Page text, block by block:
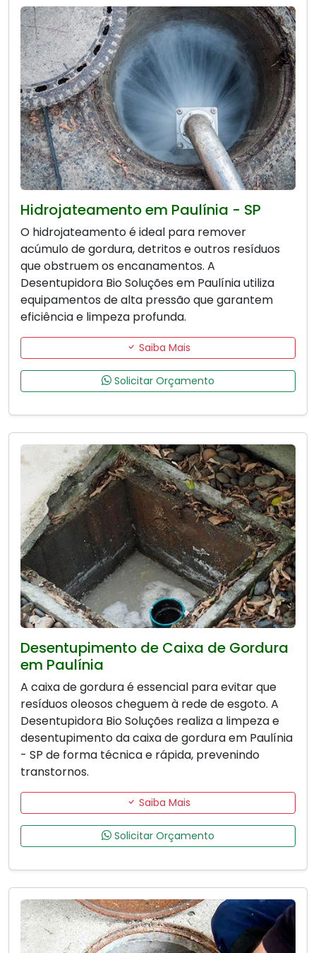
Hidrojateamento em Paulínia - SP
O hidrojateamento é ideal para remover
acúmulo de gordura, detritos e outros resíduos
que obstruem os encanamentos. A
Desentupidora Bio Soluções em Paulínia utiliza
equipamentos de alta pressão que garantem
eficiência e limpeza profunda.
Saiba Mais
Solicitar Orçamento
Desentupimento de Caixa de Gordura
em Paulínia
A caixa de gordura é essencial para evitar que
resíduos oleosos cheguem à rede de esgoto. A
Desentupidora Bio Soluções realiza a limpeza e
desentupimento da caixa de gordura em Paulínia
- SP de forma técnica e rápida, prevenindo
transtornos.
Saiba Mais
Solicitar Orçamento